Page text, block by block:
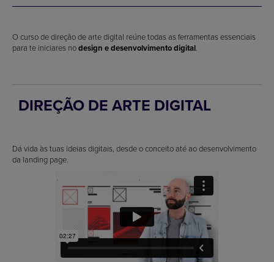
O curso de direção de arte digital reúne todas as ferramentas essenciais
para te iniciares nodesign e desenvolvimento digital.
DIREÇÃO DE ARTE DIGITAL
Dá vida às tuas ideias digitais, desde o conceito até ao desenvolvimento
da landing page.